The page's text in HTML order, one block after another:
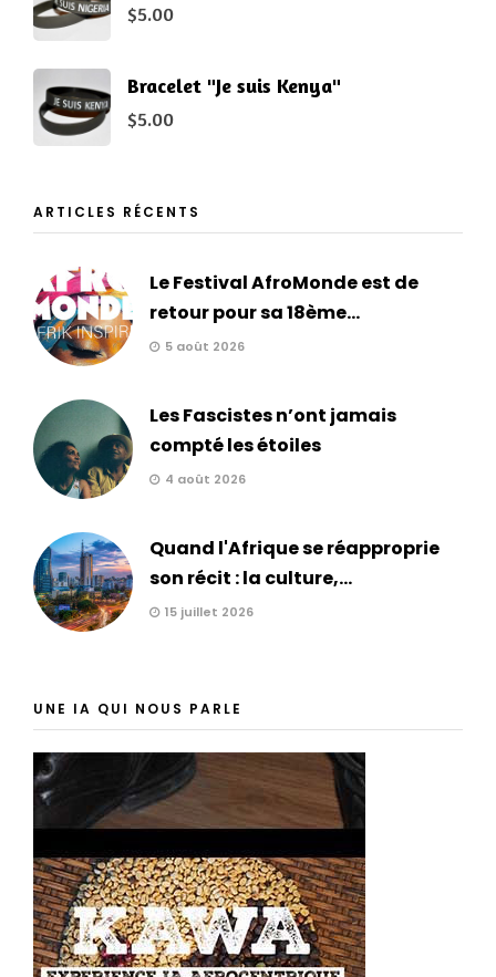
$5.00
Bracelet "Je suis Kenya"
$5.00
ARTICLES RÉCENTS
Le Festival AfroMonde est de
retour pour sa 18ème...
5 août 2026
Les Fascistes n’ont jamais
compté les étoiles
4 août 2026
Quand l'Afrique se réapproprie
son récit : la culture,...
15 juillet 2026
UNE IA QUI NOUS PARLE